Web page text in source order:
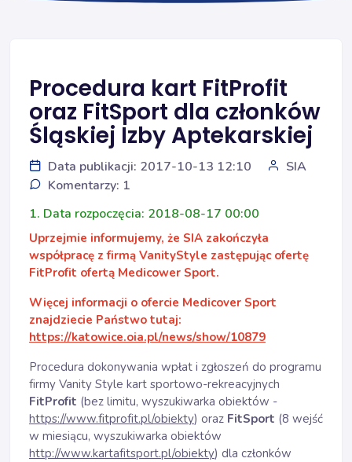
Procedura kart FitProfit
oraz FitSport dla członków
Śląskiej Izby Aptekarskiej
Data publikacji: 2017-10-13 12:10
SIA
Komentarzy: 1
1. Data rozpoczęcia: 2018-08-17 00:00
Uprzejmie informujemy, że SIA zakończyła
współpracę z firmą VanityStyle zastępując ofertę
FitProfit ofertą Medicower Sport.
Więcej informacji o ofercie Medicover Sport
znajdziecie Państwo tutaj:
https://katowice.oia.pl/news/show/10879
Procedura dokonywania wpłat i zgłoszeń do programu
firmy Vanity Style kart sportowo-rekreacyjnych
FitProfit (bez limitu, wyszukiwarka obiektów -
https://www.fitprofit.pl/obiekty) oraz FitSport (8 wejść
w miesiącu, wyszukiwarka obiektów
http://www.kartafitsport.pl/obiekty) dla członków